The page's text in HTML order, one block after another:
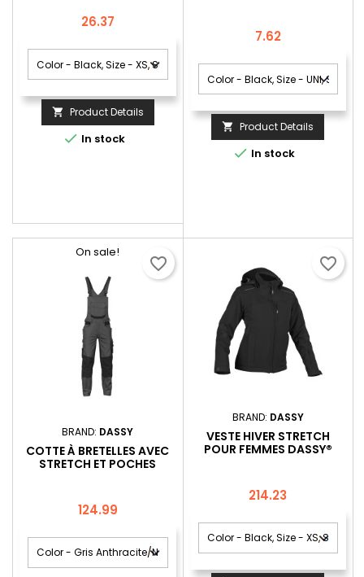
Price
26.37
 Product Details
 In stock
Price
7.62
 Product Details
 In stock
On sale!
BRAND: DASSY
COTTE À BRETELLES AVEC
STRETCH ET POCHES
Price
124.99
favorite_border
BRAND: DASSY
VESTE HIVER STRETCH
POUR FEMMES DASSY®
Price
214.23
favorite_border